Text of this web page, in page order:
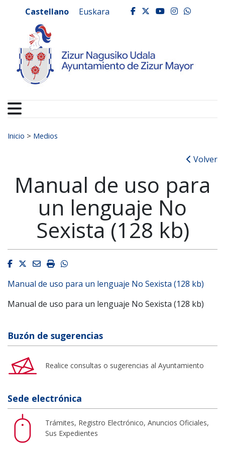
Ayuntamiento de
Castellano Euskara facebook
twitter
youtube
Buscar:
Inicio > Medios
Volver
Manual de uso para
un lenguaje No
Sexista (128 kb)
Facebook
Twitter
EmailImprimirWhatsapp
Manual de uso para un lenguaje No Sexista (128 kb)
Manual de uso para un lenguaje No Sexista (128 kb)
Buzón de sugerencias
Realice consultas o sugerencias al Ayuntamiento
Sede electrónica
Trámites, Registro Electrónico, Anuncios Oficiales,
Sus Expedientes